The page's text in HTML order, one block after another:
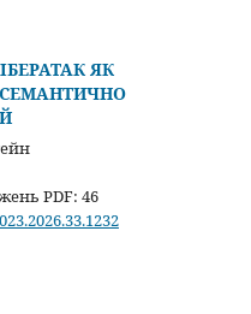
ЯК
PDF: 46